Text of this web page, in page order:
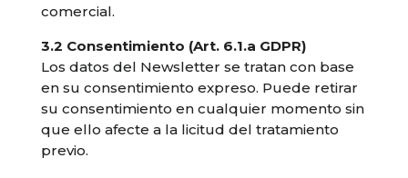
comercial.
3.2 Consentimiento (Art. 6.1.a GDPR)
Los datos del Newsletter se tratan con base
en su consentimiento expreso. Puede retirar
su consentimiento en cualquier momento sin
que ello afecte a la licitud del tratamiento
previo.